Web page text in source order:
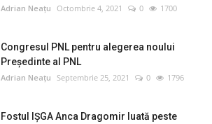
Adrian Neațu Octombrie 4, 2021 0 1700
Congresul PNL pentru alegerea noului
Preşedinte al PNL
Adrian Neațu Septembrie 25, 2021 0 1796
Fostul IȘGA Anca Dragomir luată peste